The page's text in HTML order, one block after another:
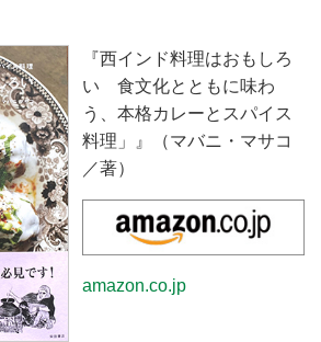
『西インド料理はおもしろ
い 食文化とともに味わ
う、本格カレーとスパイス
料理」』（マバニ・マサコ
／著）
amazon.co.jp